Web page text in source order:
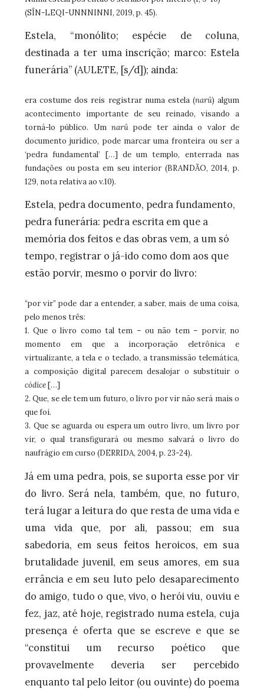
(SÎN-LEQI-UNNNINNI, 2019, p. 45).
Estela, “monólito; espécie de coluna,
destinada a ter uma inscrição; marco: Estela
funerária” (AULETE, [s/d]); ainda:
era costume dos reis registrar numa estela (narû) algum
acontecimento importante de seu reinado, visando a
torná-lo público. Um narû pode ter ainda o valor de
documento jurídico, pode marcar uma fronteira ou ser a
‘pedra fundamental’ […] de um templo, enterrada nas
fundações ou posta em seu interior (BRANDÃO, 2014, p.
129, nota relativa ao v.10).
Estela, pedra documento, pedra fundamento,
pedra funerária: pedra escrita em que a
memória dos feitos e das obras vem, a um só
tempo, registrar o já-ido como dom aos que
estão porvir, mesmo o porvir do livro:
“por vir” pode dar a entender, a saber, mais de uma coisa,
pelo menos três:
1. Que o livro como tal tem – ou não tem – porvir, no
momento em que a incorporação eletrônica e
virtualizante, a tela e o teclado, a transmissão telemática,
a composição digital parecem desalojar o substituir o
códice[…]
2. Que, se ele tem um futuro, o livro por vir não será mais o
que foi.
3. Que se aguarda ou espera um outro livro, um livro por
vir, o qual transfigurará ou mesmo salvará o livro do
naufrágio em curso (DERRIDA, 2004, p. 23-24).
Já em uma pedra, pois, se suporta esse por vir
do livro. Será nela, também, que, no futuro,
terá lugar a leitura do que resta de uma vida e
uma vida que, por ali, passou; em sua
sabedoria, em seus feitos heroicos, em sua
brutalidade juvenil, em seus amores, em sua
errância e em seu luto pelo desaparecimento
do amigo, tudo o que, vivo, o herói viu, ouviu e
fez, jaz, até hoje, registrado numa estela, cuja
presença é oferta que se escreve e que se
“constitui um recurso poético que
provavelmente deveria ser percebido
enquanto tal pelo leitor (ou ouvinte) do poema